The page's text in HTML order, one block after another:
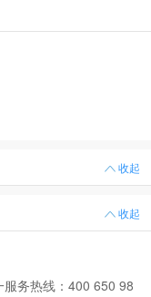
收起
收起
服务热线：400 650 98